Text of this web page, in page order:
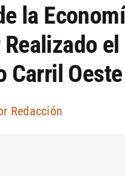
la
Carril
Redacción